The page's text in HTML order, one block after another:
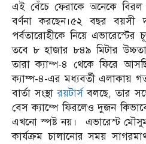
এই বেঁচে ফেরাকে অনেকে
বর্ণনা করছেন।৫২ বছর
পর্বতারোহীকে নিয়ে এভারেস্টের
তবে ৮ হাজার ৮৪৯ মিটার
তারা ক্যাম্প-৪ থেকে ফিরে
ক্যাম্প-৪-এর মধ্যবর্তী এলাকায়
বার্তা সংস্থারয়টার্সবলছে, তার
বেস ক্যাম্পে ফিরলেও দুজন
এখনো স্পষ্ট নয়। এভারেস্ট
কার্যক্রম চালানোর সময়